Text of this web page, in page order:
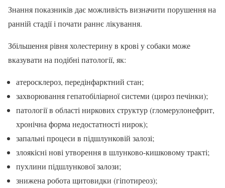
Знання показників дає можливість визначити порушення на
ранній стадії і почати раннє лікування.
Збільшення рівня холестерину в крові у собаки може
вказувати на подібні патології, як:
атеросклероз, передінфарктний стан;
захворювання гепатобіліарної системи (цироз печінки);
патології в області ниркових структур (гломерулонефрит,
хронічна форма недостатності нирок);
запальні процеси в підшлунковій залозі;
злоякісні нові утворення в шлунково-кишковому тракті;
пухлини підшлункової залози;
знижена робота щитовидки (гіпотиреоз);